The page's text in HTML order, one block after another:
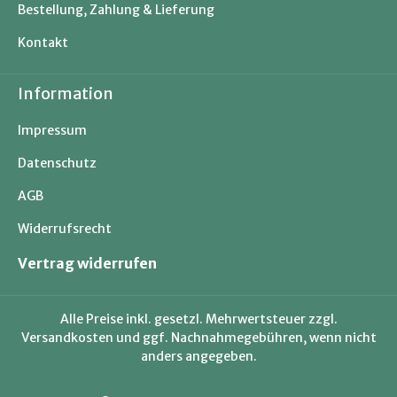
Bestellung, Zahlung & Lieferung
Kontakt
Information
Impressum
Datenschutz
AGB
Widerrufsrecht
Vertrag widerrufen
Alle Preise inkl. gesetzl. Mehrwertsteuer zzgl.
Versandkosten und ggf. Nachnahmegebühren, wenn nicht
anders angegeben.